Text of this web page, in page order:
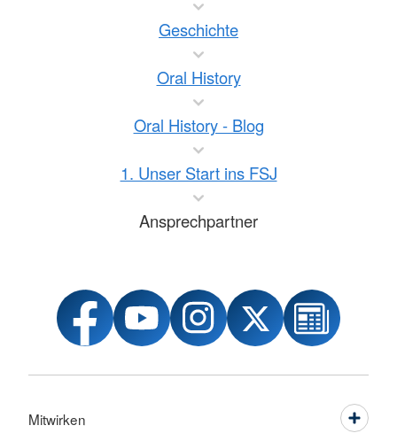
Geschichte
Oral History
Oral History - Blog
1. Unser Start ins FSJ
Ansprechpartner
Mitwirken